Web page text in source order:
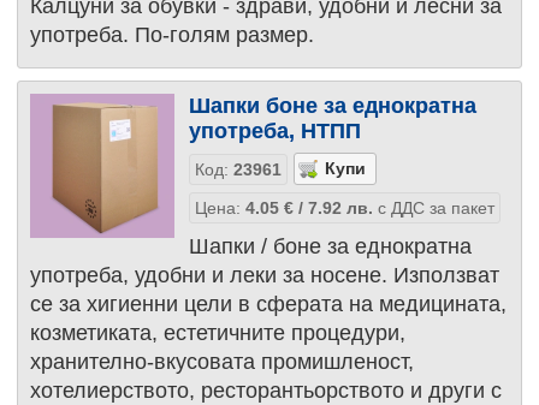
Калцуни за обувки - здрави, удобни и лесни за
употреба. По-голям размер.
Шапки боне за еднократна
употреба, НТПП
Код: 23961
Цена: 4.05 €/ 7.92 лв. с ДДС за пакет
Шапки / боне за еднократна
употреба, удобни и леки за носене. Използват
се за хигиенни цели в сферата на медицината,
козметиката, естетичните процедури,
хранително-вкусовата промишленост,
хотелиерството, ресторантьорството и други с